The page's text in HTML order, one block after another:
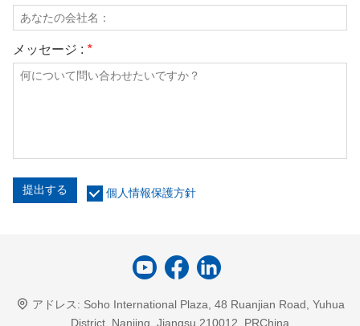
メッセージ : *
提出する 個人情報保護方針
アドレス: Soho International Plaza, 48 Ruanjian Road, Yuhua
District, Nanjing, Jiangsu 210012, PRChina